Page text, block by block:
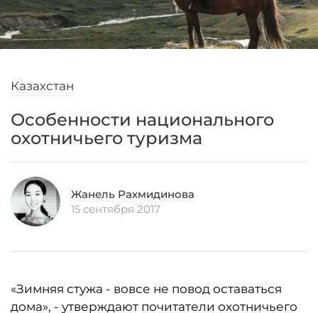
Казахстан
Особенности национального
охотничьего туризма
Жанель Рахмидинова
15 сентября 2017
«Зимняя стужа - вовсе не повод оставаться
дома», - утверждают почитатели охотничьего